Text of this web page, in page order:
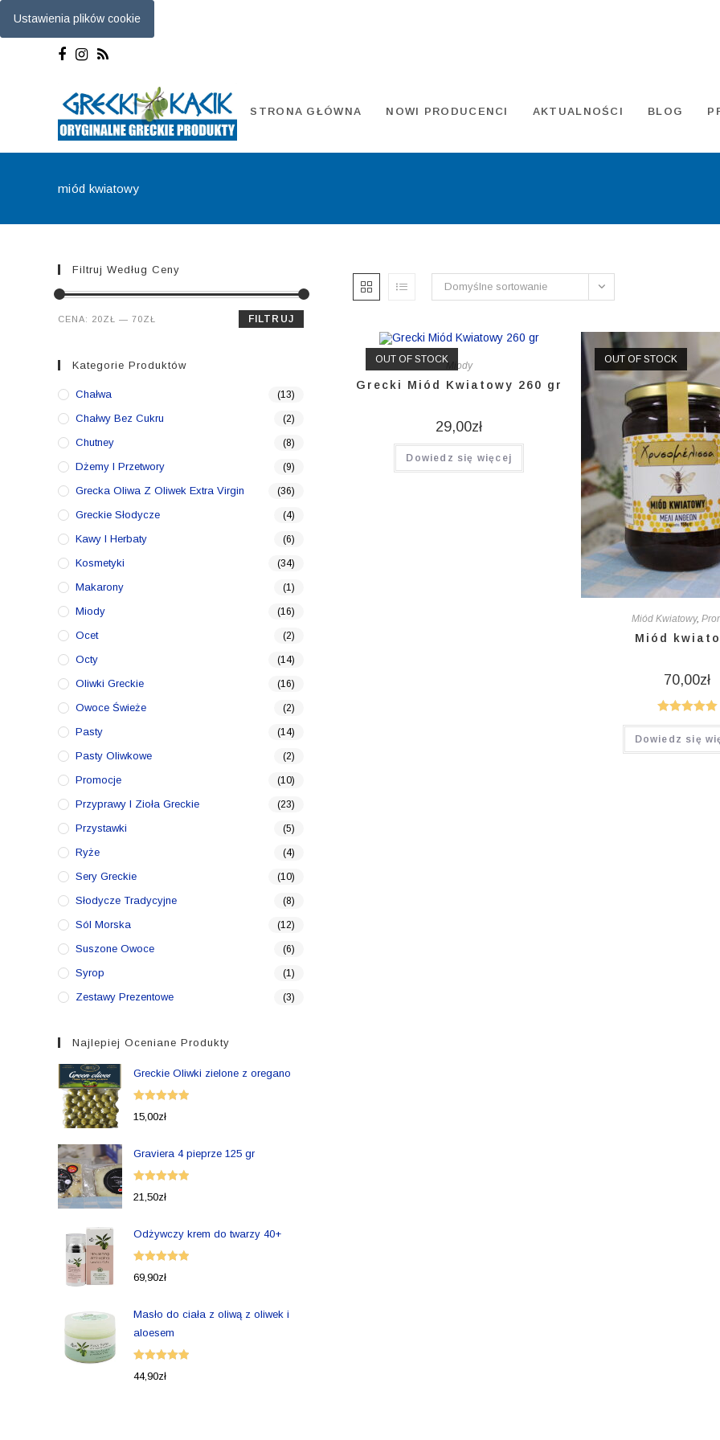
Ustawienia plików cookie
STRONA GŁÓWNA NOWI PRODUCENCI AKTUALNOŚCI BLOG
miód kwiatowy
Domyślne sortowanie
OUT OF STOCK
Miody
Grecki Miód Kwiatowy 260 gr
29,00zł
Dowiedz się więcej
OUT OF STOCK
Miód Kwiatowy,
Miód
70,00zł
Oceniono
5.00 na 5
Dowiedz się
Filtruj Według Ceny
Cena
Cena
FILTRUJ
CENA: 20ZŁ — 70ZŁ
Kategorie Produktów
Chałwa (13)
Chałwy Bez Cukru (2)
Chutney (8)
Dżemy I Przetwory (9)
Grecka Oliwa Z Oliwek Extra Virgin (36)
Greckie Słodycze (4)
Kawy I Herbaty (6)
Kosmetyki (34)
Makarony (1)
Miody (16)
Ocet (2)
Octy (14)
Oliwki Greckie (16)
Owoce Świeże (2)
Pasty (14)
Pasty Oliwkowe (2)
Promocje (10)
Przyprawy I Zioła Greckie (23)
Przystawki (5)
Ryże (4)
Sery Greckie (10)
Słodycze Tradycyjne (8)
Sól Morska (12)
Suszone Owoce (6)
Syrop (1)
Zestawy Prezentowe (3)
Najlepiej Oceniane Produkty
Greckie Oliwki zielone z oregano
Oceniono
15,00zł
Graviera 4 pieprze 125 gr
Oceniono
21,50zł
Odżywczy krem do twarzy 40+
Oceniono
69,90zł
Masło do ciała z oliwą z oliwek i
aloesem
Oceniono
44,90zł